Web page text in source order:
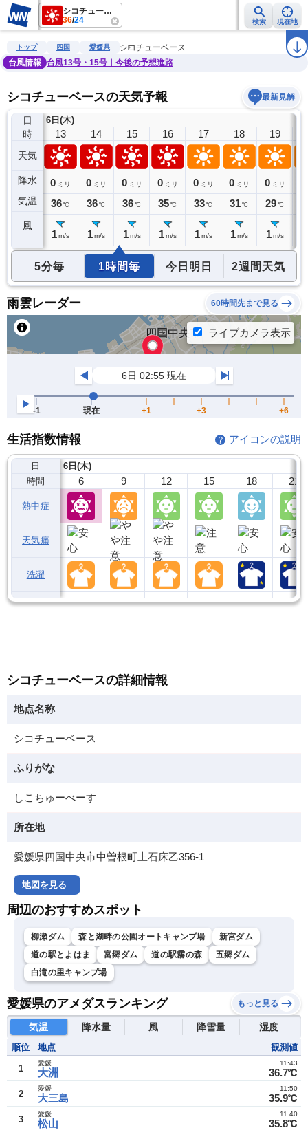
シコチューベース
36/24 検索 現在地
雨雲レーダー 台風情報 地震情報 警報・注意報 ラ
トップ 四国 愛媛県
シコチューベース
台風情報
台風13号・15号｜今後の予想進路
シコチューベースの天気予報 最新見解
日
時
天気
降水
気温
風
6日(木)
12
0ミリ
35℃
13
0 ミリ
36℃
1 m/s
14
0 ミリ
36℃
1 m/s
15
0 ミリ
36℃
1 m/s
16
0 ミリ
35℃
1 m/s
17
0 ミリ
33℃
1 m/s
18
0 ミリ
31℃
1 m/s
19
0 ミリ
29℃
1 m/s
5分毎 1時間毎 今日明日 2週間天気
雨雲レーダー 60時間先まで見る
生活指数情報 アイコンの説明
日
時間
熱中症
天気痛
洗濯
6日(木)
6 9 12 15 18 21
シコチューベースの詳細情報
地点名称
シコチューベース
ふりがな
しこちゅーべーす
所在地
愛媛県四国中央市中曽根町上石床乙356-1
地図を見る
周辺のおすすめスポット
柳瀬ダム 森と湖畔の公園オートキャンプ場
新宮ダム
道の駅とよはま
富郷ダム 道の駅霧の森
五郷ダム
白滝の里キャンプ場
愛媛県のアメダスランキング もっと見る
気温 降水量 風 降雪量 湿度
順位 地点 観測値
1 大洲
愛媛
36.7℃
11:43
2 大三島
愛媛
35.9℃
11:50
3 松山
愛媛
35.8℃
11:40